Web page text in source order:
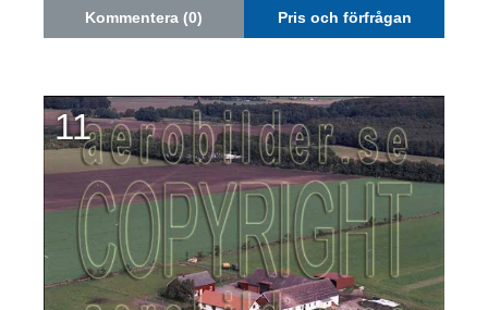
Kommentera (0) Pris och förfrågan
11